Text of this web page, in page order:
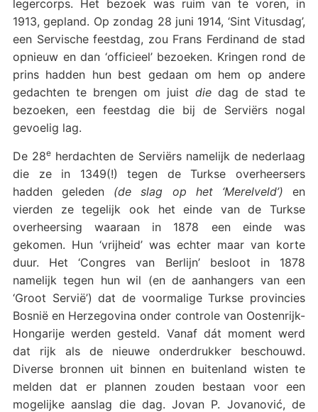
legercorps. Het bezoek was ruim van te voren, in
1913, gepland. Op zondag 28 juni 1914, ‘Sint Vitusdag’,
een Servische feestdag, zou Frans Ferdinand de stad
opnieuw en dan ‘officieel’ bezoeken. Kringen rond de
prins hadden hun best gedaan om hem op andere
gedachten te brengen om juistdie dag de stad te
bezoeken, een feestdag die bij de Serviërs nogal
gevoelig lag.
De 28e herdachten de Serviërs namelijk de nederlaag
die ze in 1349(!) tegen de Turkse overheersers
hadden geleden (de slag op het ‘Merelveld’) en
vierden ze tegelijk ook het einde van de Turkse
overheersing waaraan in 1878 een einde was
gekomen. Hun ‘vrijheid’ was echter maar van korte
duur. Het ‘Congres van Berlijn’ besloot in 1878
namelijk tegen hun wil (en de aanhangers van een
‘Groot Servië’) dat de voormalige Turkse provincies
Bosnië en Herzegovina onder controle van Oostenrijk-
Hongarije werden gesteld. Vanaf dát moment werd
dat rijk als de nieuwe onderdrukker beschouwd.
Diverse bronnen uit binnen en buitenland wisten te
melden dat er plannen zouden bestaan voor een
mogelijke aanslag die dag. Jovan P. Jovanović, de